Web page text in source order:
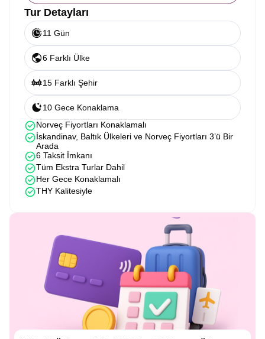
Tur Detayları
11 Gün
6 Farklı Ülke
15 Farklı Şehir
10 Gece Konaklama
Norveç Fiyortları Konaklamalı
İskandinav, Baltık Ülkeleri ve Norveç Fiyortları 3’ü Bir
Arada
6 Taksit İmkanı
Tüm Ekstra Turlar Dahil
Her Gece Konaklamalı
THY Kalitesiyle